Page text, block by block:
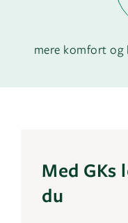
mere komfort og
Med GKs
du